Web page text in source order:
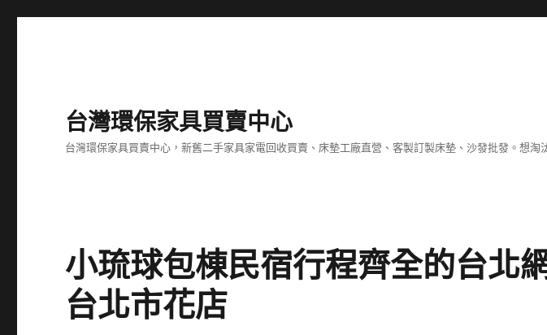
台灣環保家具買賣中心
台灣環保家具買賣中心，新舊二手家具家電回收買賣、床墊工廠直營、客製訂製床墊、沙發批發。想
小琉球包棟民宿行程齊全的台北
台北市花店